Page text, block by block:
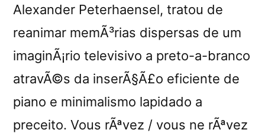
Alexander Peterhaensel, tratou de
reanimar memÃ³rias dispersas de um
imaginÃ¡rio televisivo a preto-a-branco
atravÃ©s da inserÃ§Ã£o eficiente de
piano e minimalismo lapidado a
preceito. Vous rÃªvez / vous ne rÃªvez